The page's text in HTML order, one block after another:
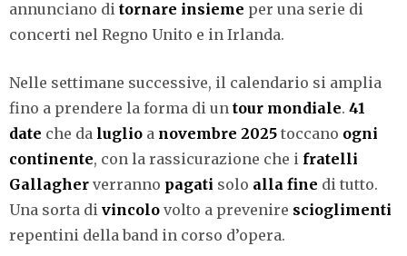
annunciano di tornare insieme per una serie di
concerti nel Regno Unito e in Irlanda.
Nelle settimane successive, il calendario si amplia
fino a prendere la forma di un tour mondiale. 41
date che da luglio a novembre 2025 toccano ogni
continente, con la rassicurazione che i fratelli
Gallagher verranno pagati solo alla fine di tutto.
Una sorta di vincolo volto a prevenire scioglimenti
repentini della band in corso d’opera.